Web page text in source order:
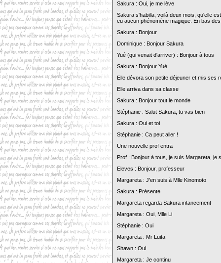
Sakura : Oui, je me lève
Sakura s'habilla, voilà deux mois, qu'elle
eu aucun phénomène magique. En bas
Sakura : Bonjour
Dominique : Bonjour Sakura
Yué (qui venait d'arriver) : Bonjour à tous
Sakura : Bonjour Yué
Elle dévora son petite déjeuner et mis ses
Elle arriva dans sa classe
Sakura : Bonjour tout le monde
Stéphanie : Salut Sakura, tu vas bien
Sakura : Oui et toi
Stéphanie : Ca peut aller !
Une nouvelle prof entra
Prof : Bonjour à tous, je suis Margareta,
Eleves : Bonjour, professeur
Margareta : J'en suis à Mlle Kinomoto
Sakura : Présente
Margareta regarda Sakura intancement
Margareta : Oui, Mlle Li
Stéphanie : Oui
Margareta : Mr Luita
Shawn : Oui
Margareta : Je continu